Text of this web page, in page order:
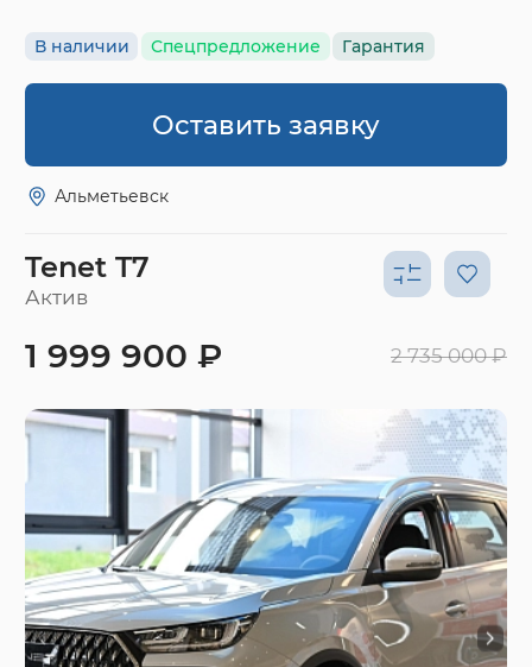
В наличии Спецпредложение Гарантия
Оставить заявку
Альметьевск
Tenet T7
Актив
1 999 900 ₽ 2 735 000 ₽